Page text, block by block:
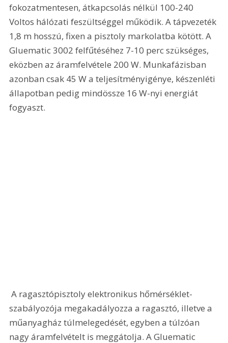
fokozatmentesen, átkapcsolás nélkül 100-240
Voltos hálózati feszültséggel működik. A tápvezeték
1,8 m hosszú, fixen a pisztoly markolatba kötött. A
Gluematic 3002 felfűtéséhez 7-10 perc szükséges,
eközben az áramfelvétele 200 W. Munkafázisban
azonban csak 45 W a teljesítményigénye, készenléti
állapotban pedig mindössze 16 W-nyi energiát
fogyaszt.
A ragasztópisztoly elektronikus hőmérséklet-
szabályozója megakadályozza a ragasztó, illetve a
műanyagház túlmelegedését, egyben a túlzóan
nagy áramfelvételt is meggátolja. A Gluematic